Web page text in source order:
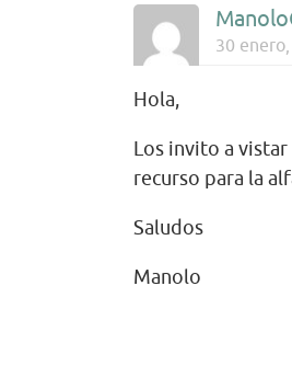
30
Hola,
Los invito a
recurso para la
Saludos
Manolo